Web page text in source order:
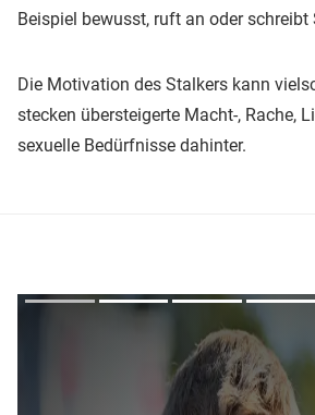
Beispiel bewusst, ruft an oder schreibt
Die Motivation des Stalkers kann
stecken übersteigerte Macht-, Rache,
sexuelle Bedürfnisse dahinter.